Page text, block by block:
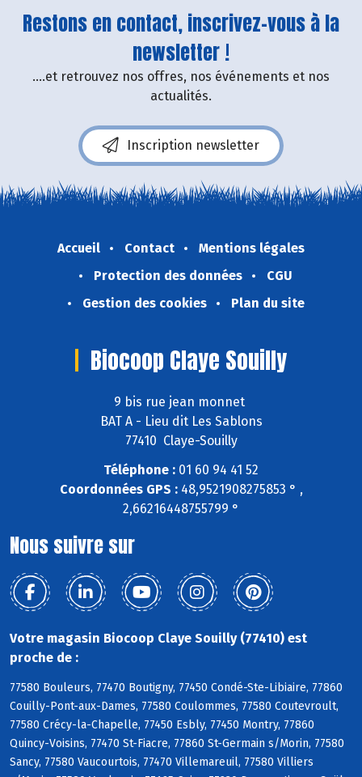
Restons en contact, inscrivez-vous à la
newsletter !
....et retrouvez nos offres, nos événements et nos
actualités.
Inscription newsletter
Accueil Contact
Mentions légales
Protection des données
CGU
Gestion des cookies
Plan du site
Biocoop Claye Souilly
9 bis rue jean monnet
BAT A - Lieu dit Les Sablons
77410 Claye-Souilly
Téléphone : 01 60 94 41 52
Coordonnées GPS :48,9521908275853 ° ,
2,66216448755799 °
Nous suivre sur
Votre magasin Biocoop Claye Souilly (77410) est
proche de :
77580 Bouleurs, 77470 Boutigny, 77450 Condé-Ste-Libiaire, 77860
Couilly-Pont-aux-Dames, 77580 Coulommes, 77580 Coutevroult,
77580 Crécy-la-Chapelle, 77450 Esbly, 77450 Montry, 77860
Quincy-Voisins, 77470 St-Fiacre, 77860 St-Germain s/Morin, 77580
Sancy, 77580 Vaucourtois, 77470 Villemareuil, 77580 Villiers